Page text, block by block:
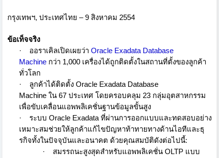
กรุงเทพฯ, ประเทศไทย – 9 สิงหาคม 2554
ข้อเท็จจริง
·
ออราเคิลเปิดเผยว่า Oracle Exadata Database
Machine กว่า 1,000 เครื่องได้ถูกติดตั้งในสถานที่ตั้งของลูกค้า
ทั่วโลก
·
ลูกค้าได้ติดตั้ง Oracle Exadata Database
Machine ใน 67 ประเทศ โดยครอบคลุม 23 กลุ่มอุตสาหกรรม
เพื่อขับเคลื่อนแอพพลิเคชั่นฐานข้อมูลขั้นสูง
·
ระบบ Oracle Exadata ที่ผ่านการออกแบบและทดสอบอย่าง
เหมาะสมช่วยให้ลูกค้าแก้ไขปัญหาท้าทายทางด้านไอทีและธุ
รกิจทั้งในปัจจุบันและอนาคต ด้วยคุณสมบัติดังต่อไปนี้:
·
สมรรถนะสูงสุดสำหรับแอพพลิเคชั่น OLTP แบบ